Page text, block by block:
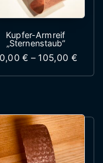
50,00 € bis 105,00 €
mehrere
Kupfer-Armreif
„Sternenstaub“
€ – 105,00 €
Dieses